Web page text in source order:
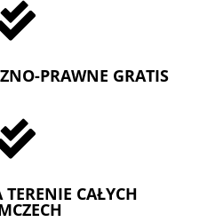
PRAWNE GRATIS
CAŁYCH